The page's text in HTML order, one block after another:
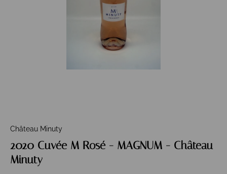
Château Minuty
2020 Cuvée M Rosé - MAGNUM - Château
Minuty